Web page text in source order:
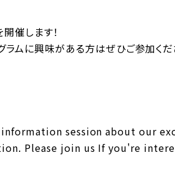
催します！
ムに興味がある方はぜひご参加くだ
session about our
Please join us If you're